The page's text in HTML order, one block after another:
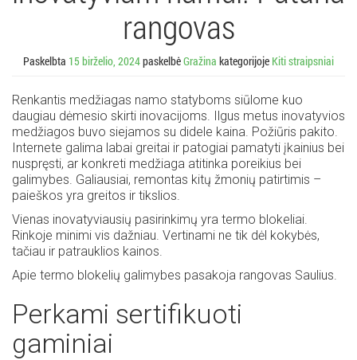
rangovas
Paskelbta 15 birželio, 2024paskelbėGražina kategorijoje Kiti straipsniai
Renkantis medžiagas namo statyboms siūlome kuo
daugiau dėmesio skirti inovacijoms. Ilgus metus inovatyvios
medžiagos buvo siejamos su didele kaina. Požiūris pakito.
Internete galima labai greitai ir patogiai pamatyti įkainius bei
nuspręsti, ar konkreti medžiaga atitinka poreikius bei
galimybes. Galiausiai, remontas kitų žmonių patirtimis –
paieškos yra greitos ir tikslios.
Vienas inovatyviausių pasirinkimų yra termo blokeliai.
Rinkoje minimi vis dažniau. Vertinami ne tik dėl kokybės,
tačiau ir patrauklios kainos.
Apie termo blokelių galimybes pasakoja rangovas Saulius.
Perkami sertifikuoti
gaminiai